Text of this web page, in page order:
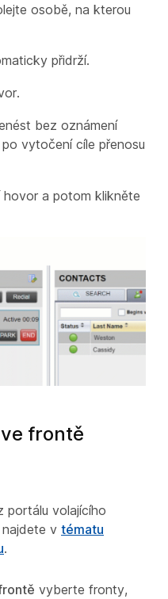
osobě, na kterou
přidrží.
bez oznámení
po vytočení cíle přenosu
a potom klikněte
frontě
portálu volajícího
najdete v tématu
.
vyberte fronty,